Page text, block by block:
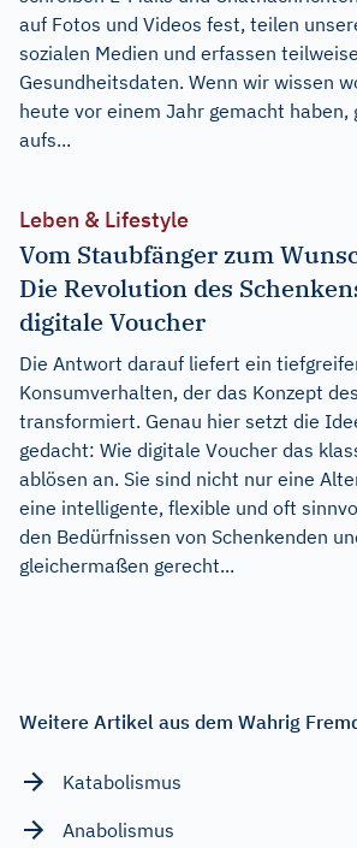
auf Fotos und Videos fest, teilen
sozialen Medien und erfassen
Gesundheitsdaten. Wenn wir wissen
heute vor einem Jahr gemacht haben,
aufs...
Leben & Lifestyle
Vom Staubfänger zum
Die Revolution des
digitale Voucher
Die Antwort darauf liefert ein
Konsumverhalten, der das Konzept
transformiert. Genau hier setzt die
gedacht: Wie digitale Voucher das
ablösen an. Sie sind nicht nur eine
eine intelligente, flexible und oft
den Bedürfnissen von Schenkenden
gleichermaßen gerecht...
Weitere Artikel aus dem Wahrig
Katabolismus
Anabolismus